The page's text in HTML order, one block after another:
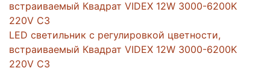
LED светильник с регулировкой цветности,
встраиваемый Квадрат VIDEX 12W 3000-6200K
220V С3